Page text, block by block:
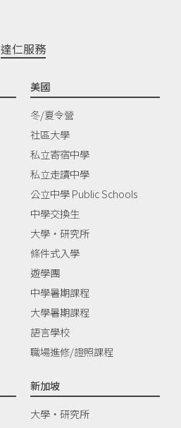
達仁服務
美國
冬/夏令營
社區大學
私立寄宿中學
私立走讀中學
公立中學 Public Schools
中學交換生
大學‧研究所
條件式入學
遊學團
中學暑期課程
大學暑期課程
語言學校
職場進修/證照課程
新加坡
大學‧研究所